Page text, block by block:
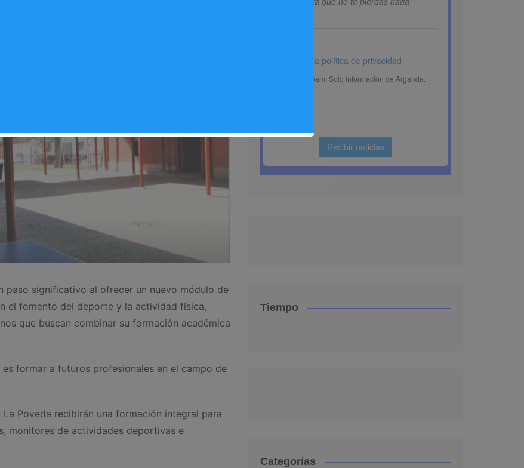
paso significativo al ofrecer un nuevo módulo de
el fomento del deporte y la actividad física,
que buscan combinar su formación académica
formar a futuros profesionales en el campo de
Poveda recibirán una formación integral para
monitores de actividades deportivas e
Tiempo
Categorías